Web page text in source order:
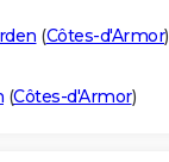
(Côtes-d'Armor)
(Côtes-d'Armor)